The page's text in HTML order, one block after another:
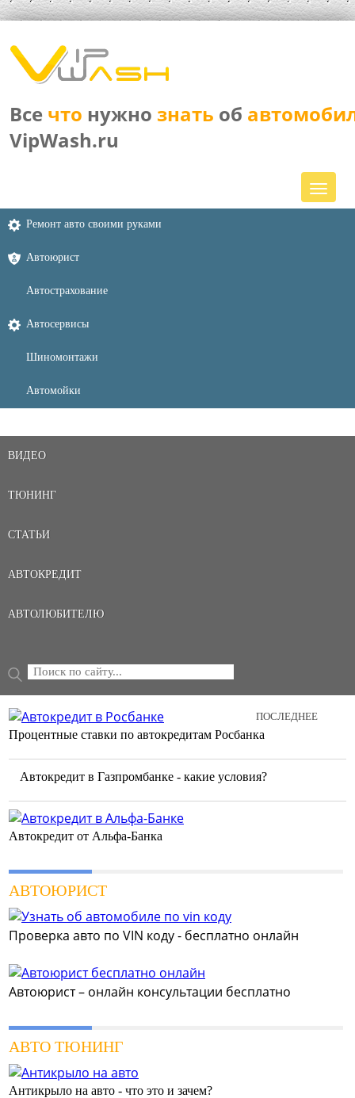
Все что нужно знать об
VipWash.ru
Ремонт авто своими руками
Автоюрист
Автострахование
Автосервисы
Шиномонтажи
Автомойки
ВИДЕО
ТЮНИНГ
СТАТЬИ
АВТОКРЕДИТ
АВТОЛЮБИТЕЛЮ
ФОРМА ПОИСКА
Поиск
ПОСЛЕДНЕЕ
Процентные ставки по автокредитам Росбанка
Автокредит в Газпромбанке - какие условия?
Автокредит от Альфа-Банка
АВТОЮРИСТ
Проверка авто по VIN коду - бесплатно онлайн
Автоюрист – онлайн консультации бесплатно
АВТО ТЮНИНГ
Антикрыло на авто - что это и зачем?